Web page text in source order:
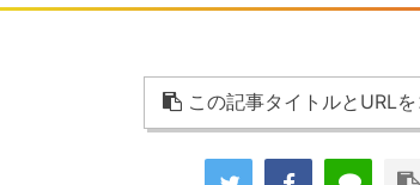
この記事タイトルとURL